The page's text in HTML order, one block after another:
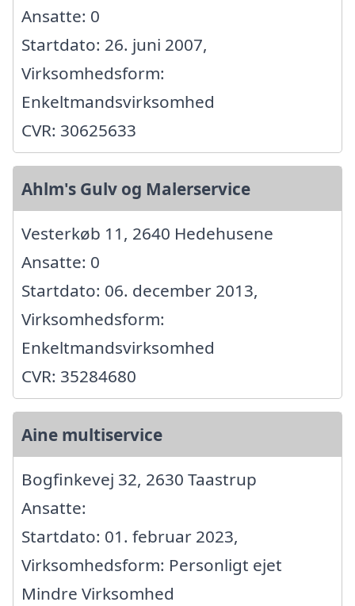
Ansatte: 0
Startdato: 26. juni 2007,
Virksomhedsform:
Enkeltmandsvirksomhed
CVR: 30625633
Ahlm's Gulv og Malerservice
Vesterkøb 11, 2640 Hedehusene
Ansatte: 0
Startdato: 06. december 2013,
Virksomhedsform:
Enkeltmandsvirksomhed
CVR: 35284680
Aine multiservice
Bogfinkevej 32, 2630 Taastrup
Ansatte:
Startdato: 01. februar 2023,
Virksomhedsform: Personligt ejet
Mindre Virksomhed